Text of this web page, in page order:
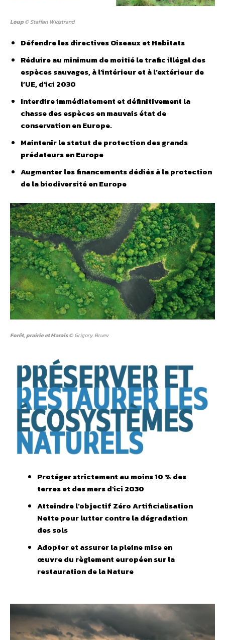
Loup© Staffan Widstrand
Défendre les directives Oiseaux et Habitats
Réduire au minimum de moitié le trafic illégal des
espèces sauvages, à l’intérieur et à l’extérieur de
l’UE, d’ici 2030
Interdire immédiatement et définitivement la
chasse des espèces en mauvais état de
conservation en Europe.
Maintenir le statut de protection des grands
prédateurs en Europe
Augmenter les financements dédiésà la protection
de la biodiversité en Europe
Forêt, prairie et Marais© Grigory Bruev
Protéger strictement au moins 10 % des
terres et des mers d’ici 2030
Atteindre l’objectif Zéro Artificialisation
Nette pour lutter contre la dégradation
des sols
Adopter et assurer la pleine mise en
œuvre du règlement européen sur la
restauration de la Nature